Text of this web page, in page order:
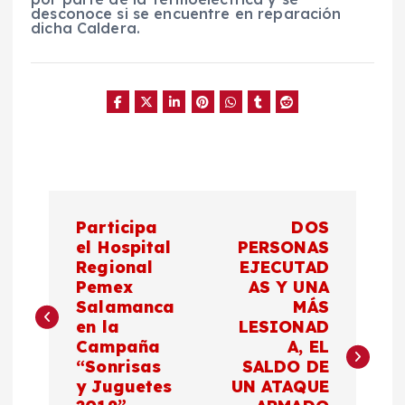
desconoce si se encuentre en reparación
dicha Caldera.
v
e
Participa
el Hospital
Regional
Pemex
Salamanca
en la
Campaña
“Sonrisas
y Juguetes
DOS
PERSONAS
EJECUTAD
AS Y UNA
MÁS
LESIONAD
A, EL
SALDO DE
UN ATAQUE